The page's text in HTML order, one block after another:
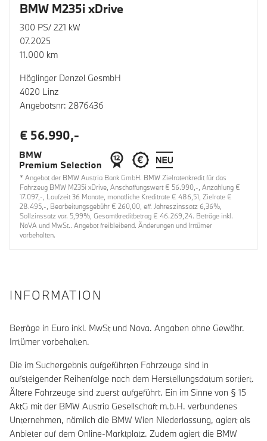
BMW M235i xDrive
300 PS/ 221 kW
07.2025
11.000 km
Höglinger Denzel GesmbH
4020 Linz
Angebotsnr: 2876436
€ 56.990,-
* Angebot der BMW Austria Bank GmbH. BMW Zielratenkredit für das
Fahrzeug BMW M235i xDrive, Anschaffungswert € 56.990,-, Anzahlung €
17.097,-, Laufzeit 36 Monate, monatliche Kreditrate € 486,51, Zielrate €
28.495,-, Bearbeitungsgebühr € 260,00, eff. Jahreszinssatz 6,36%,
Sollzinssatz var. 5,99%, Gesamtkreditbetrag € 46.269,24. Beträge inkl.
NoVA und MwSt.. Angebot freibleibend. Änderungen und Irrtümer
vorbehalten.
INFORMATION
Beträge in Euro inkl. MwSt und Nova. Angaben ohne Gewähr.
Irrtümer vorbehalten.
Die im Suchergebnis aufgeführten Fahrzeuge sind in
aufsteigender Reihenfolge nach dem Herstellungsdatum sortiert.
Ältere Fahrzeuge sind zuerst aufgeführt. Ein im Sinne von § 15
AktG mit der BMW Austria Gesellschaft m.b.H. verbundenes
Unternehmen, nämlich die BMW Wien Niederlassung, agiert als
Anbieter auf dem Online-Marktplatz. Zudem agiert die BMW